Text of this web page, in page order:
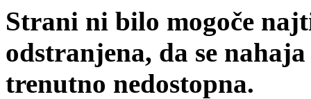
Strani ni bilo mogoče
odstranjena, da se
trenutno nedostopna.